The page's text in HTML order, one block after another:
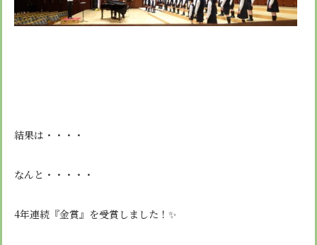
結果は・・・・
なんと・・・・・
4年連続『金賞』を受賞しました！✨